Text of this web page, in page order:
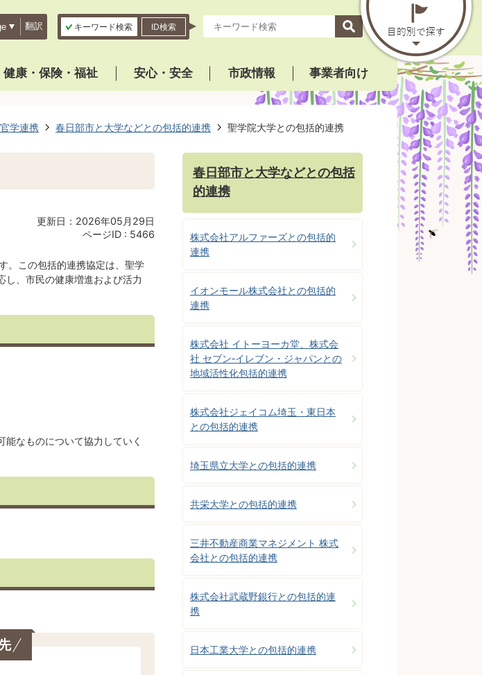
翻訳 キーワード検索 ID検索
健康・保険・福祉 安心・安全 市政情報 事業者向け
学連携 春日部市と大学などとの包括的連携 聖学院大学との包括的連携
更新日：2026年05月29日
ページID : 5466
。この包括的連携協定は、聖学
し、市民の健康増進および活力
なものについて協力していく
春日部市と大学などとの包括
的連携
株式会社アルファーズとの包括的
連携
イオンモール株式会社との包括的
連携
株式会社 イトーヨーカ堂、株式会
社 セブン‐イレブン・ジャパンとの
地域活性化包括的連携
株式会社ジェイコム埼玉・東日本
との包括的連携
埼玉県立大学との包括的連携
共栄大学との包括的連携
三井不動産商業マネジメント 株式
会社との包括的連携
株式会社武蔵野銀行との包括的連
携
日本工業大学との包括的連携